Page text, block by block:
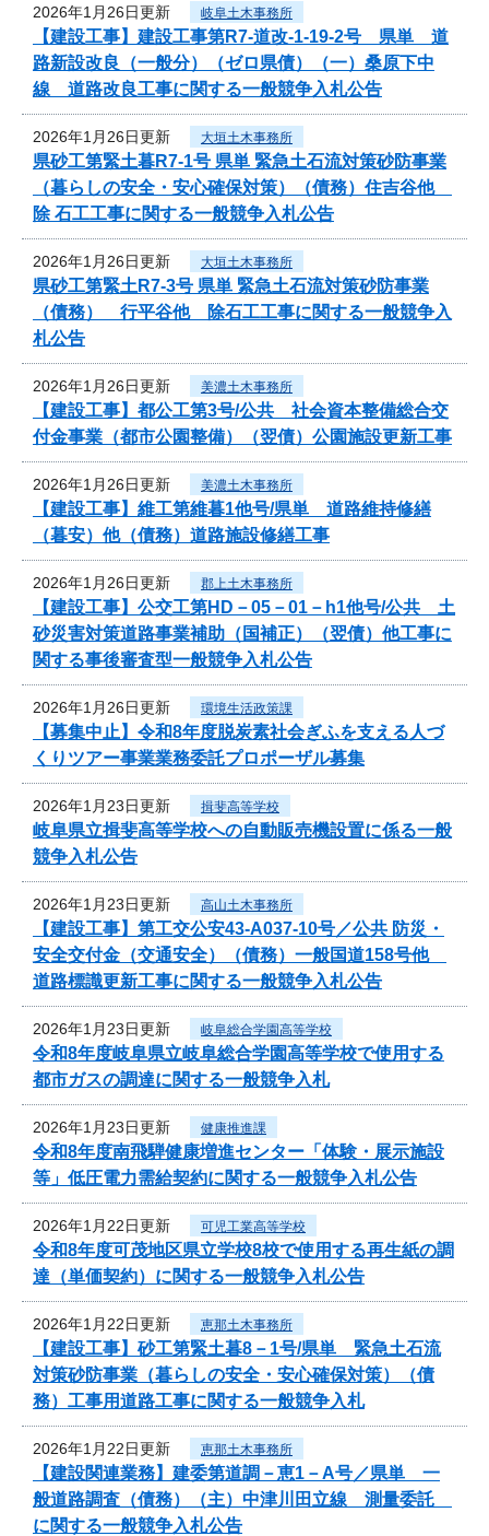
2026年1月26日更新 岐阜土木事務所
【建設工事】建設工事第R7-道改-1-19-2号 県単 道
路新設改良（一般分）（ゼロ県債）（一）桑原下中
線 道路改良工事に関する一般競争入札公告
2026年1月26日更新 大垣土木事務所
県砂工第緊土暮R7-1号 県単 緊急土石流対策砂防事業
（暮らしの安全・安心確保対策）（債務）住吉谷他
除 石工工事に関する一般競争入札公告
2026年1月26日更新 大垣土木事務所
県砂工第緊土R7-3号 県単 緊急土石流対策砂防事業
（債務） 行平谷他 除石工工事に関する一般競争入
札公告
2026年1月26日更新 美濃土木事務所
【建設工事】都公工第3号/公共 社会資本整備総合交
付金事業（都市公園整備）（翌債）公園施設更新工事
2026年1月26日更新 美濃土木事務所
【建設工事】維工第維暮1他号/県単 道路維持修繕
（暮安）他（債務）道路施設修繕工事
2026年1月26日更新 郡上土木事務所
【建設工事】公交工第HD－05－01－h1他号/公共 土
砂災害対策道路事業補助（国補正）（翌債）他工事に
関する事後審査型一般競争入札公告
2026年1月26日更新 環境生活政策課
【募集中止】令和8年度脱炭素社会ぎふを支える人づ
くりツアー事業業務委託プロポーザル募集
2026年1月23日更新 揖斐高等学校
岐阜県立揖斐高等学校への自動販売機設置に係る一般
競争入札公告
2026年1月23日更新 高山土木事務所
【建設工事】第工交公安43-A037-10号／公共 防災・
安全交付金（交通安全）（債務）一般国道158号他
道路標識更新工事に関する一般競争入札公告
2026年1月23日更新 岐阜総合学園高等学校
令和8年度岐阜県立岐阜総合学園高等学校で使用する
都市ガスの調達に関する一般競争入札
2026年1月23日更新 健康推進課
令和8年度南飛騨健康増進センター「体験・展示施設
等」低圧電力需給契約に関する一般競争入札公告
2026年1月22日更新 可児工業高等学校
令和8年度可茂地区県立学校8校で使用する再生紙の調
達（単価契約）に関する一般競争入札公告
2026年1月22日更新 恵那土木事務所
【建設工事】砂工第緊土暮8－1号/県単 緊急土石流
対策砂防事業（暮らしの安全・安心確保対策）（債
務）工事用道路工事に関する一般競争入札
2026年1月22日更新 恵那土木事務所
【建設関連業務】建委第道調－恵1－A号／県単 一
般道路調査（債務）（主）中津川田立線 測量委託
に関する一般競争入札公告